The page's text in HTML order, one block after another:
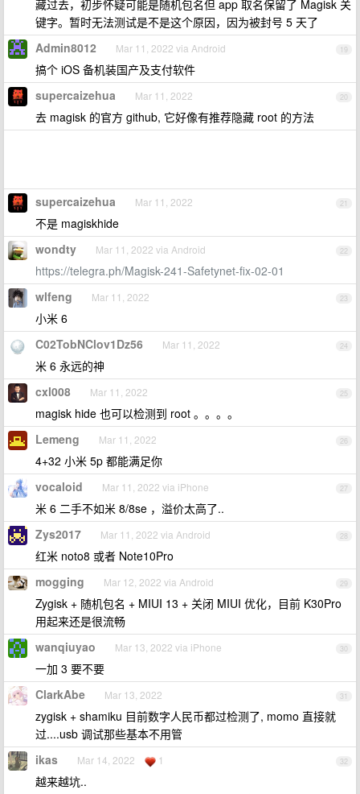
藏过去，初步怀疑可能是随机包名但 app 取名保留了 Magisk 关
键字。暂时无法测试是不是这个原因，因为被封号 5 天了
19
Admin8012 Mar 11, 2022 via Android
搞个 iOS 备机装国产及支付软件
20
supercaizehua Mar 11, 2022
去 magisk 的官方 github, 它好像有推荐隐藏 root 的方法
21
supercaizehua Mar 11, 2022
不是 magiskhide
22
wondty Mar 11, 2022 via Android
https://telegra.ph/Magisk-241-Safetynet-fix-02-01
23
wlfeng Mar 11, 2022
小米 6
24
C02TobNClov1Dz56 Mar 11, 2022
米 6 永远的神
25
cxl008 Mar 11, 2022
magisk hide 也可以检测到 root 。。。。
26
Lemeng Mar 11, 2022
4+32 小米 5p 都能满足你
27
vocaloid Mar 11, 2022 via iPhone
米 6 二手不如米 8/8se ，溢价太高了..
28
Zys2017 Mar 11, 2022 via Android
红米 noto8 或者 Note10Pro
29
mogging Mar 12, 2022 via Android
Zygisk + 随机包名 + MIUI 13 + 关闭 MIUI 优化，目前 K30Pro
用起来还是很流畅
30
wanqiuyao Mar 13, 2022 via iPhone
一加 3 要不要
31
ClarkAbe Mar 13, 2022
zygisk + shamiku 目前数字人民币都过检测了, momo 直接就
过....usb 调试那些基本不用管
32
ikas Mar 14, 2022 1
越来越坑..